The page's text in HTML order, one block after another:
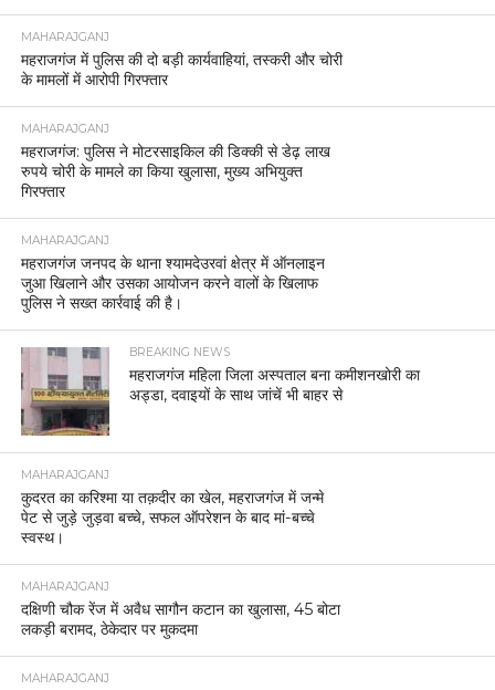
MAHARAJGANJ
महराजगंज में पुलिस की दो बड़ी कार्यवाहियां, तस्करी और चोरी
के मामलों में आरोपी गिरफ्तार
MAHARAJGANJ
महराजगंज: पुलिस ने मोटरसाइकिल की डिक्की से डेढ़ लाख
रुपये चोरी के मामले का किया खुलासा, मुख्य अभियुक्त
गिरफ्तार
MAHARAJGANJ
महराजगंज जनपद के थाना श्यामदेउरवां क्षेत्र में ऑनलाइन
जुआ खिलाने और उसका आयोजन करने वालों के खिलाफ
पुलिस ने सख्त कार्रवाई की है।
BREAKING NEWS
महराजगंज महिला जिला अस्पताल बना कमीशनखोरी का
अड्डा, दवाइयों के साथ जांचें भी बाहर से
MAHARAJGANJ
कुदरत का करिश्मा या तक़दीर का खेल, महराजगंज में जन्मे
पेट से जुड़े जुड़वा बच्चे, सफल ऑपरेशन के बाद मां-बच्चे
स्वस्थ।
MAHARAJGANJ
दक्षिणी चौक रेंज में अवैध सागौन कटान का खुलासा, 45 बोटा
लकड़ी बरामद, ठेकेदार पर मुकदमा
MAHARAJGANJ